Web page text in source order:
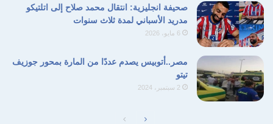
صحيفة انجليزية: انتقال محمد صلاح إلى اتلتيكو
مدريد الأسباني لمدة ثلاث سنوات
6 مايو، 2026
مصر..أتوبيس يصدم عددًا من المارة بمحور جوزيف
تيتو
2 سبتمبر، 2024
الصفحةالصفحة